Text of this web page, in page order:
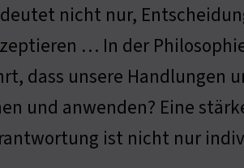
nicht nur,
… In der
dass unsere Handlungen
und anwenden? Eine
ist nicht nur